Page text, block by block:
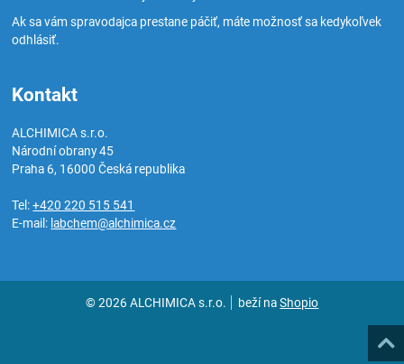
Ak sa vám spravodajca prestane páčiť, máte možnosť sa kedykoľvek
odhlásiť.
Kontakt
ALCHIMICA s.r.o.
Národní obrany 45
Praha 6, 16000Česká republika
Tel:+420 220 515 541
E-mail: labchem@alchimica.cz
© 2026 ALCHIMICA s.r.o. beží naShopio
Hore